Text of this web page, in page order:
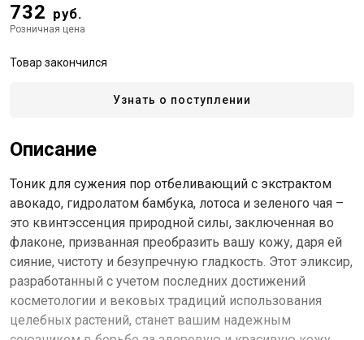
732 руб.
Розничная цена
Товар закончился
Узнать о поступлении
Описание
Тоник для сужения пор отбеливающий с экстрактом
авокадо, гидролатом бамбука, лотоса и зеленого чая –
это квинтэссенция природной силы, заключенная во
флаконе, призванная преобразить вашу кожу, даря ей
сияние, чистоту и безупречную гладкость. Этот эликсир,
разработанный с учетом последних достижений
косметологии и вековых традиций использования
целебных растений, станет вашим надежным